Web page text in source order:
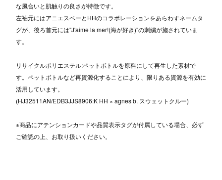
な風合いと肌触りの良さが特徴です。
左袖元にはアニエスベーとHHのコラボレーションをあらわすネームタ
グが、後ろ首元には"J'aime la mer!(海が好き)"の刺繍が施されていま
す。
リサイクルポリエステル:ペットボトルを原料にして再生した素材で
す。ペットボトルなど再資源化することにより、限りある資源を有効に
活用しています。
(HJ32511AN/EDB3JJS8906:K HH × agnes b. スウェットクルー)
※商品にアテンションカードや品質表示タグが付属している場合、必ず
ご確認の上、お取り扱いください。